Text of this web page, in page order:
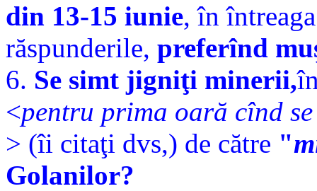
din 13-15 iunie, în
răspunderile, preferînd
6. Se simt jigniţi minerii,
<pentru prima oară cînd
> (îi citaţi dvs,) de către "
Golanilor?